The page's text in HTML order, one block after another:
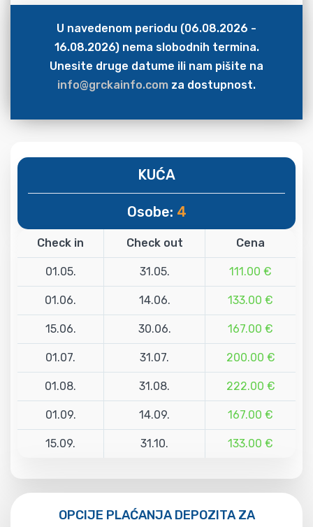
U navedenom periodu (06.08.2026 -
16.08.2026) nema slobodnih termina.
Unesite druge datume ili nam pišite na
info@grckainfo.com za dostupnost.
KUĆA
Osobe: 4
Check in Check out Cena
01.05. 31.05. 111.00 €
01.06. 14.06. 133.00 €
15.06. 30.06. 167.00 €
01.07. 31.07. 200.00 €
01.08. 31.08. 222.00 €
01.09. 14.09. 167.00 €
15.09. 31.10. 133.00 €
OPCIJE PLAĆANJA DEPOZITA ZA